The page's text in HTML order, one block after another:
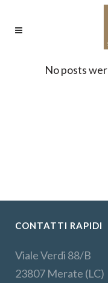
No posts
CONTATTI RAPIDI
Viale Verdi 88/B
23807 Merate (LC)